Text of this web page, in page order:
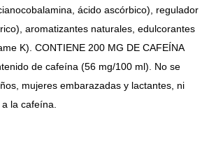
ácido ascórbico), regulador
aromatizantes naturales, edulcorantes
K). CONTIENE 200 MG DE CAFEÍNA
de cafeína (56 mg/100 ml). No se
mujeres embarazadas y lactantes, ni
la cafeína.